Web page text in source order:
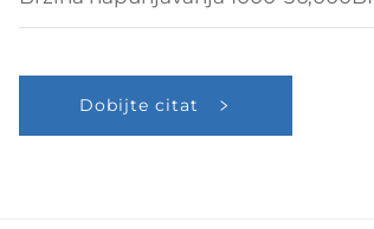
Dobijte citat